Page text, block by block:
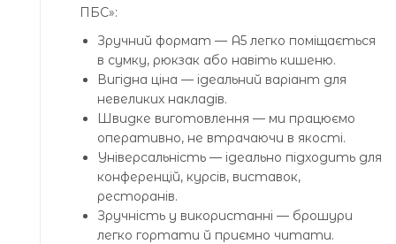
ПБС»:
Зручний формат — А5 легко поміщається
в сумку, рюкзак або навіть кишеню.
Вигідна ціна — ідеальний варіант для
невеликих накладів.
Швидке виготовлення — ми працюємо
оперативно, не втрачаючи в якості.
Універсальність — ідеально підходить для
конференцій, курсів, виставок,
ресторанів.
Зручність у використанні — брошури
легко гортати й приємно читати.